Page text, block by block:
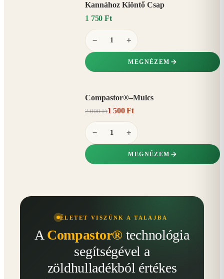
Kannához Kiöntő Csap
1 750 Ft
− +
MEGNÉZEM
Compastor®–Mulcs
2 000 Ft1 500 Ft
− +
MEGNÉZEM
ÉLETET VISZÜNK A TALAJBA
A Compastor® technológia
segítségével a
zöldhulladékból értékes